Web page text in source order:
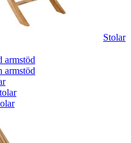
Stolar
armstöd
armstöd